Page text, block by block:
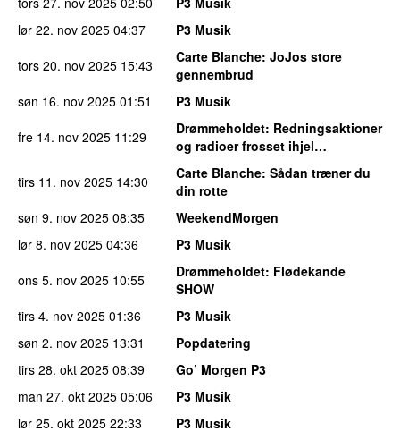
lør 22. nov 2025 04:37
P3 Musik
tors 20. nov 2025 15:43 Carte Blanche: JoJos store
gennembrud
søn 16. nov 2025 01:51
P3 Musik
fre 14. nov 2025 11:29 Drømmeholdet: Redningsaktioner
og radioer frosset ihjel…
tirs 11. nov 2025 14:30 Carte Blanche: Sådan træner du
din rotte
søn 9. nov 2025 08:35
WeekendMorgen
lør 8. nov 2025 04:36
P3 Musik
ons 5. nov 2025 10:55 Drømmeholdet: Flødekande
SHOW
tirs 4. nov 2025 01:36
P3 Musik
søn 2. nov 2025 13:31
Popdatering
tirs 28. okt 2025 08:39
Go’ Morgen P3
man 27. okt 2025 05:06
P3 Musik
lør 25. okt 2025 22:33
P3 Musik